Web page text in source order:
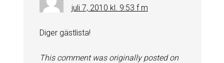
juli 7, 2010 kl. 9:53 f m
Diger gästlista!
This comment was originally posted on